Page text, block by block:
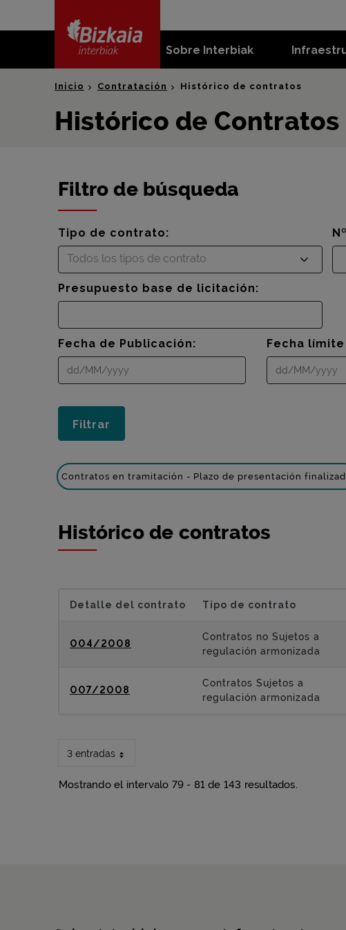
content
Sobre Interbiak
Inicio Contratación Histórico de contratos
Histórico de Contratos
Filtro de búsqueda
Tipo de contrato:
Todos los tipos de contrato
Presupuesto base de licitación:
Fecha de Publicación: Fecha
Contratos en tramitación - Plazo de presentación
Histórico de contratos
Detalle del contrato Tipo de contrato
004/2008
Contratos no Sujetos a
regulación armonizada
007/2008
Contratos Sujetos a
regulación armonizada
3 entradas
Mostrando el intervalo 79 - 81 de 143 resultados.
Mapa del sitio